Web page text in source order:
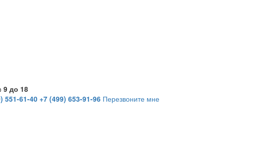
9 до 18
551-61-40 +7 (499) 653-91-96 Перезвоните мне